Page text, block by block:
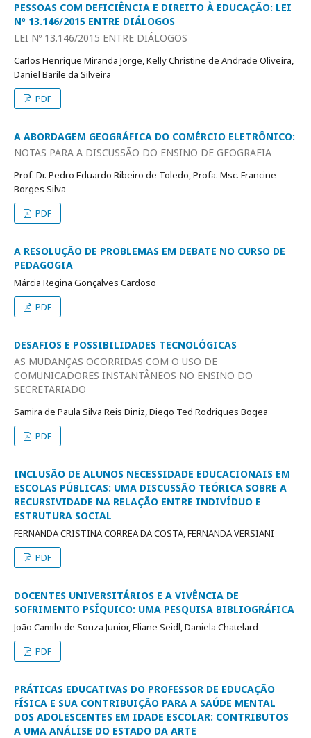
PESSOAS COM DEFICIÊNCIA E DIREITO À EDUCAÇÃO: LEI
Nº 13.146/2015 ENTRE DIÁLOGOS
LEI Nº 13.146/2015 ENTRE DIÁLOGOS
Carlos Henrique Miranda Jorge, Kelly Christine de Andrade Oliveira,
Daniel Barile da Silveira
PDF
A ABORDAGEM GEOGRÁFICA DO COMÉRCIO ELETRÔNICO:
NOTAS PARA A DISCUSSÃO DO ENSINO DE GEOGRAFIA
Prof. Dr. Pedro Eduardo Ribeiro de Toledo, Profa. Msc. Francine
Borges Silva
PDF
A RESOLUÇÃO DE PROBLEMAS EM DEBATE NO CURSO DE
PEDAGOGIA
Márcia Regina Gonçalves Cardoso
PDF
DESAFIOS E POSSIBILIDADES TECNOLÓGICAS
AS MUDANÇAS OCORRIDAS COM O USO DE
COMUNICADORES INSTANTÂNEOS NO ENSINO DO
SECRETARIADO
Samira de Paula Silva Reis Diniz, Diego Ted Rodrigues Bogea
PDF
INCLUSÃO DE ALUNOS NECESSIDADE EDUCACIONAIS EM
ESCOLAS PÚBLICAS: UMA DISCUSSÃO TEÓRICA SOBRE A
RECURSIVIDADE NA RELAÇÃO ENTRE INDIVÍDUO E
ESTRUTURA SOCIAL
FERNANDA CRISTINA CORREA DA COSTA, FERNANDA VERSIANI
PDF
DOCENTES UNIVERSITÁRIOS E A VIVÊNCIA DE
SOFRIMENTO PSÍQUICO: UMA PESQUISA BIBLIOGRÁFICA
João Camilo de Souza Junior, Eliane Seidl, Daniela Chatelard
PDF
PRÁTICAS EDUCATIVAS DO PROFESSOR DE EDUCAÇÃO
FÍSICA E SUA CONTRIBUIÇÃO PARA A SAÚDE MENTAL
DOS ADOLESCENTES EM IDADE ESCOLAR: CONTRIBUTOS
A UMA ANÁLISE DO ESTADO DA ARTE